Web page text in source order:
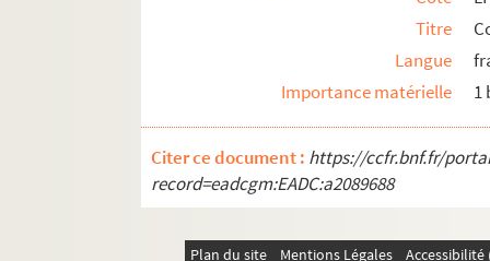
Titre
Langue
Importance matérielle
1
Citer ce document : https://ccfr.bnf.fr/
record=eadcgm:EADC:a2089688
Plan du site Mentions Légales